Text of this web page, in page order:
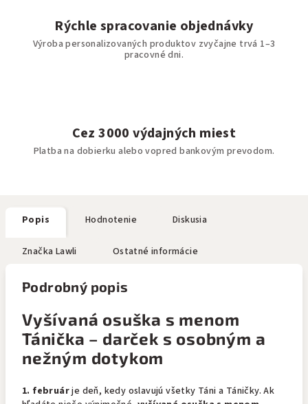
Rýchle spracovanie objednávky
Výroba personalizovaných produktov zvyčajne trvá 1–3
pracovné dni.
Cez 3000 výdajných miest
Platba na dobierku alebo vopred bankovým prevodom.
Popis Hodnotenie Diskusia
Značka Lawli Ostatné informácie
Podrobný popis
Vyšívaná osuška s menom
Tánička – darček s osobným a
nežným dotykom
1. februárje deň, kedy oslavujú všetky Táni a Táničky. Ak